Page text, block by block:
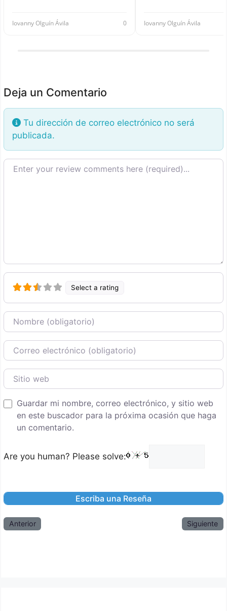
Iovanny Olguín Ávila 0 Iovanny Olguín Ávila
Deja un Comentario
Tu dirección de correo electrónico no será
publicada.
Texto de la reseña
Select a rating
Nombre
Correo Electronico
Sitio web
Guardar mi nombre, correo electrónico, y sitio web
en este buscador para la próxima ocasión que haga
un comentario.
Are you human? Please solve:
Anterior Siguiente